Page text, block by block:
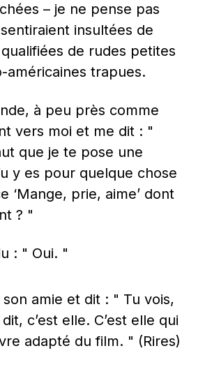
– je ne pense pas
insultées de
de rudes petites
américaines trapues.
à peu près comme
vers moi et me dit : "
que je te pose une
y es pour quelque chose
‘Mange, prie, aime’ dont
? "
: " Oui. "
amie et dit : " Tu vois,
c’est elle. C’est elle qui
adapté du film. " (Rires)